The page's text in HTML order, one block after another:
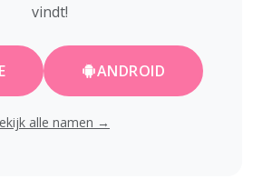
vindt!
ANDROID
alle namen →